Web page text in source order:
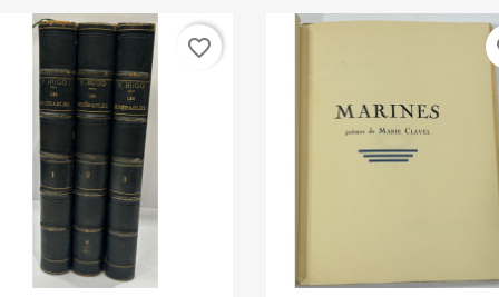
favorite_border